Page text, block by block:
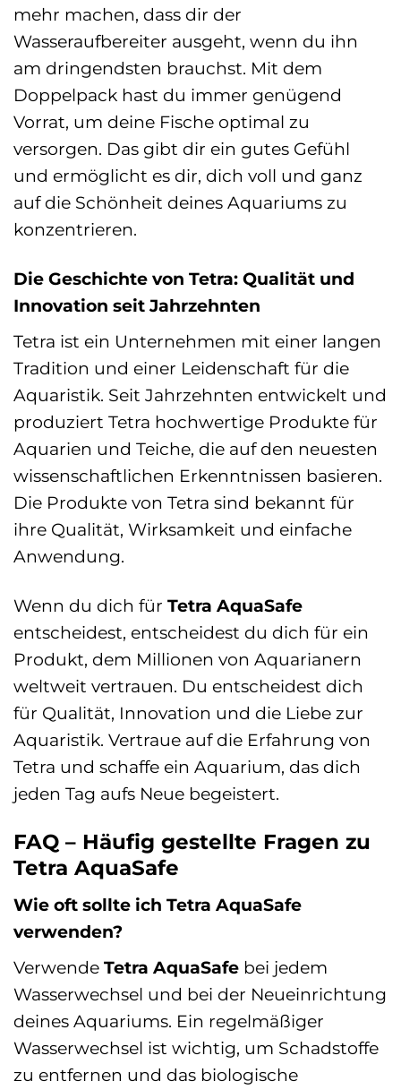
mehr machen, dass dir der
Wasseraufbereiter ausgeht, wenn du ihn
am dringendsten brauchst. Mit dem
Doppelpack hast du immer genügend
Vorrat, um deine Fische optimal zu
versorgen. Das gibt dir ein gutes Gefühl
und ermöglicht es dir, dich voll und ganz
auf die Schönheit deines Aquariums zu
konzentrieren.
Die Geschichte von Tetra: Qualität und
Innovation seit Jahrzehnten
Tetra ist ein Unternehmen mit einer langen
Tradition und einer Leidenschaft für die
Aquaristik. Seit Jahrzehnten entwickelt und
produziert Tetra hochwertige Produkte für
Aquarien und Teiche, die auf den neuesten
wissenschaftlichen Erkenntnissen basieren.
Die Produkte von Tetra sind bekannt für
ihre Qualität, Wirksamkeit und einfache
Anwendung.
Wenn du dich für Tetra AquaSafe
entscheidest, entscheidest du dich für ein
Produkt, dem Millionen von Aquarianern
weltweit vertrauen. Du entscheidest dich
für Qualität, Innovation und die Liebe zur
Aquaristik. Vertraue auf die Erfahrung von
Tetra und schaffe ein Aquarium, das dich
jeden Tag aufs Neue begeistert.
FAQ – Häufig gestellte Fragen zu
Tetra AquaSafe
Wie oft sollte ich Tetra AquaSafe
verwenden?
Verwende Tetra AquaSafe bei jedem
Wasserwechsel und bei der Neueinrichtung
deines Aquariums. Ein regelmäßiger
Wasserwechsel ist wichtig, um Schadstoffe
zu entfernen und das biologische